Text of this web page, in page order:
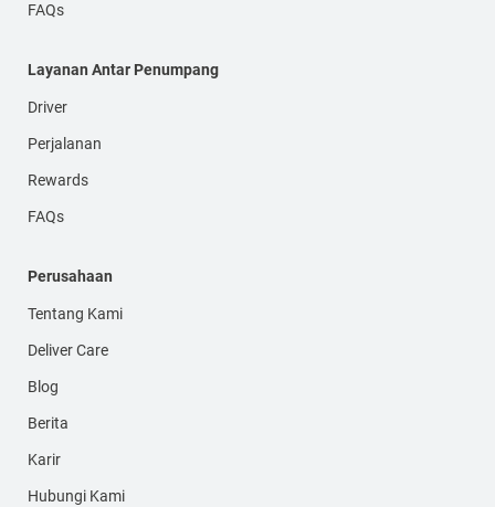
FAQs
Layanan Antar Penumpang
Driver
Perjalanan
Rewards
FAQs
Perusahaan
Tentang Kami
Deliver Care
Blog
Berita
Karir
Hubungi Kami